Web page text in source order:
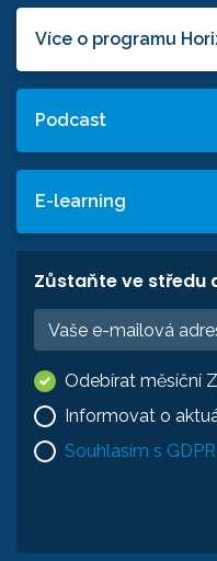
Více o programu
Podcast
E-learning
Zůstaňte ve středu
Odebírat měsíční
Informovat o
Souhlasím s GDPR